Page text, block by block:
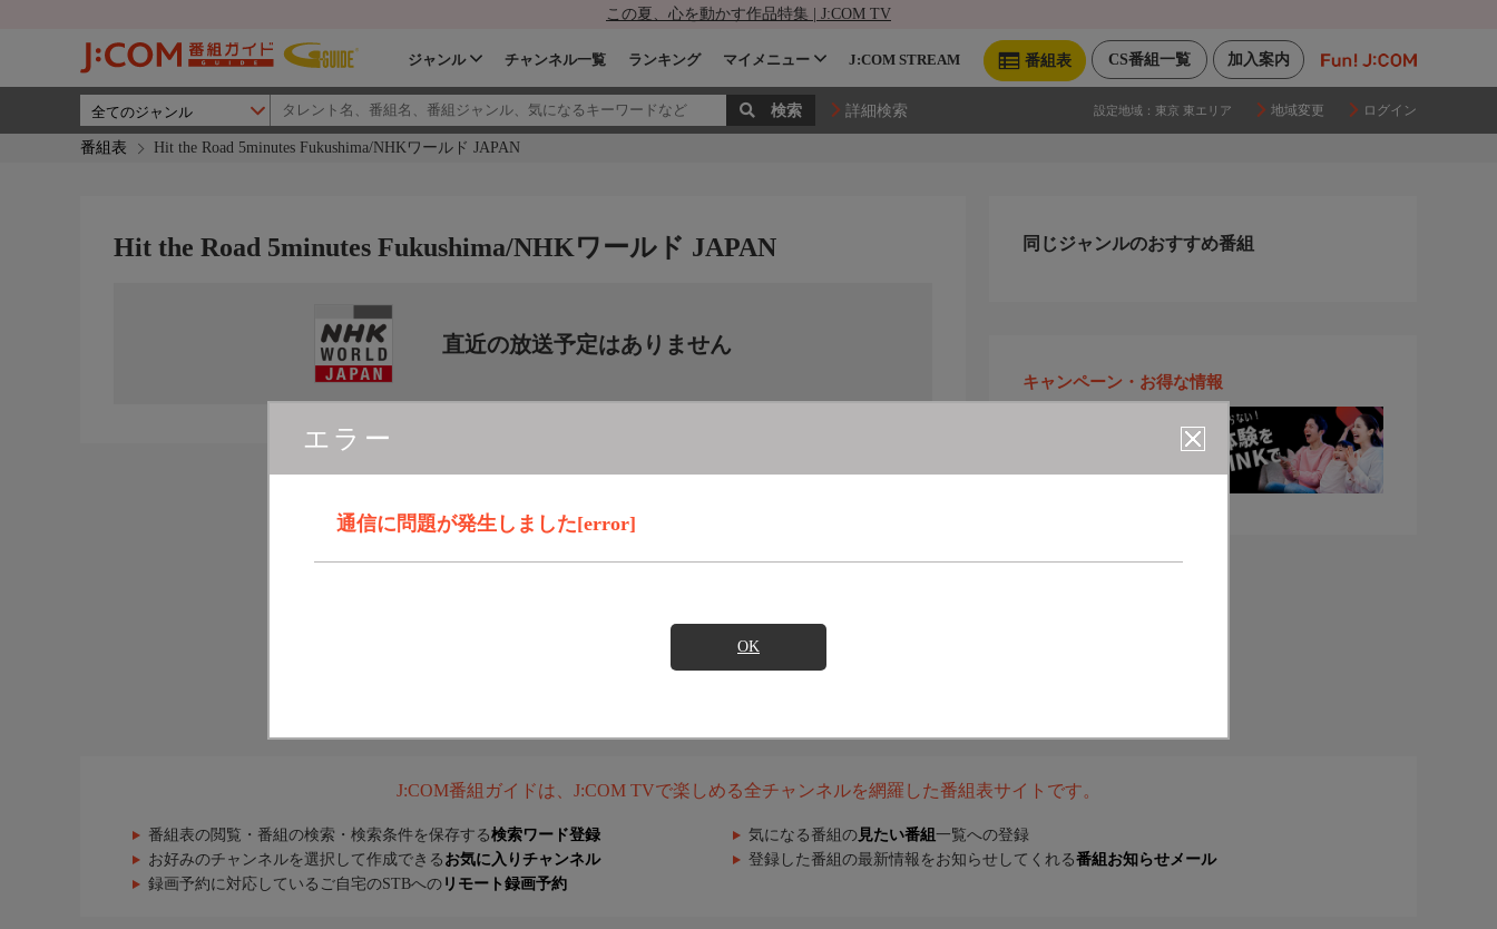
この夏、心を動かす作品特集 | J:COM TV
加入案内
CS番組一覧
番組表
ジャンル チャンネル一覧 ランキング マイメニュー J:COM STREAM
詳細検索 設定地域： 東京 東エリア 地域変更 ログイン
番組表 Hit the Road 5minutes Fukushima/NHKワールド JAPAN
エラー
通信に問題が発生しました[error]
OK
Hit the Road 5minutes Fukushima/NHKワールド JAPAN
直近の放送予定はありません
同じジャンルのおすすめ番組
キャンペーン・お得な情報
J:COM番組ガイドは、J:COM TVで楽しめる全チャンネルを網羅した番組表サイトです。
番組表の閲覧・番組の検索・検索条件を保存する検索ワード登録 気になる番組の 見たい番組 一覧への登録
お好みのチャンネルを選択して作成できる お気に入りチャンネル 登録した番組の最新情報をお知らせしてくれる番組お知らせメール
録画予約に対応しているご自宅のSTBへの リモート録画予約